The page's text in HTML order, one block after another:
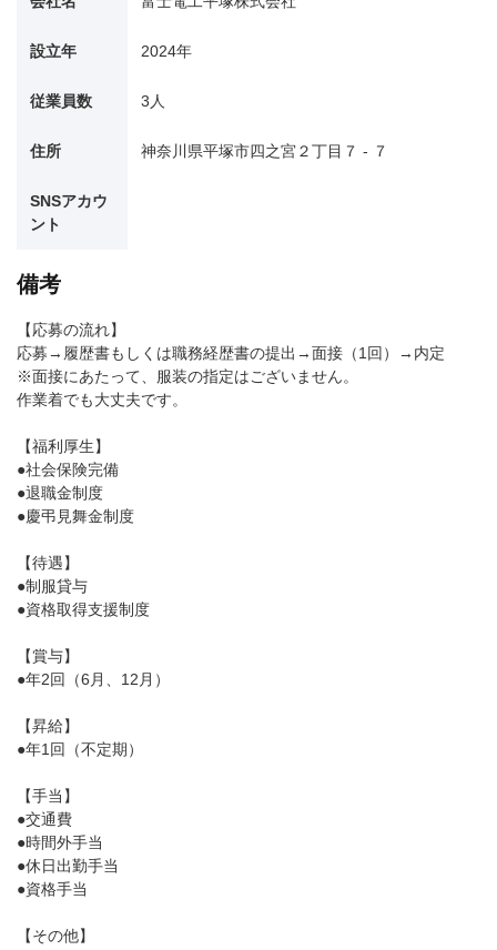
設立年 2024年
従業員数 3人
住所 神奈川県平塚市四之宮２丁目７ - ７
SNSアカウ
ント
備考
【応募の流れ】
応募→履歴書もしくは職務経歴書の提出→面接（1回）→内定
※面接にあたって、服装の指定はございません。
作業着でも大丈夫です。
【福利厚生】
●社会保険完備
●退職金制度
●慶弔見舞金制度
【待遇】
●制服貸与
●資格取得支援制度
【賞与】
●年2回（6月、12月）
【昇給】
●年1回（不定期）
【手当】
●交通費
●時間外手当
●休日出勤手当
●資格手当
【その他】